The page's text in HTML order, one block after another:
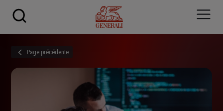
Page précédente